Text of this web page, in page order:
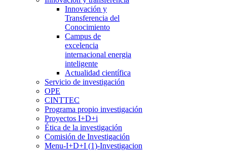
Innovación y
Transferencia del
Conocimiento
Campus de
excelencia
internacional energia
inteligente
Actualidad científica
Servicio de investigación
OPE
CINTTEC
Programa propio investigación
Proyectos I+D+i
Ética de la investigación
Comisión de Investigación
Menu-I+D+I (1)-Investigacion